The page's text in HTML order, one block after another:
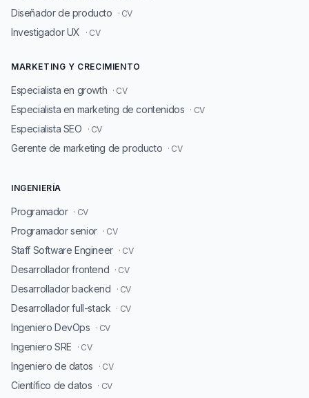
Diseñador de producto · CV
Investigador UX · CV
MARKETING Y CRECIMIENTO
Especialista en growth · CV
Especialista en marketing de contenidos · CV
Especialista SEO · CV
Gerente de marketing de producto · CV
INGENIERÍA
Programador · CV
Programador senior · CV
Staff Software Engineer · CV
Desarrollador frontend · CV
Desarrollador backend · CV
Desarrollador full-stack · CV
Ingeniero DevOps · CV
Ingeniero SRE · CV
Ingeniero de datos · CV
Científico de datos · CV